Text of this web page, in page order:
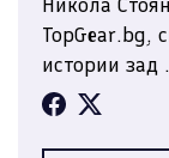
Никола
TopGear.bg,
истории зад